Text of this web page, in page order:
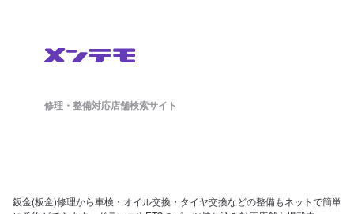
修理・整備対応店舗検索サイト
鈑金(板金)修理から車検・オイル交換・タイヤ交換などの整備もネットで簡単